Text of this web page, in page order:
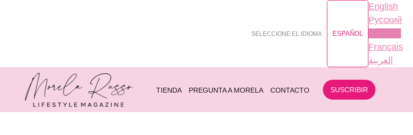
SELECCIONE EL IDIOMA ESPAÑOL
English
Русский
Français
العربية
TIENDA PREGUNTA A MORELA CONTACTO SUSCRIBIR